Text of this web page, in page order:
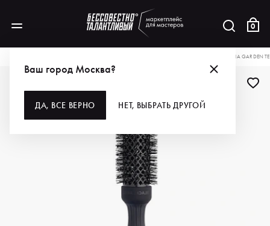
0
Ваш город Москва?
ДА, ВСЕ ВЕРНО НЕТ, ВЫБРАТЬ ДРУГОЙ
OLIVIA GARDEN